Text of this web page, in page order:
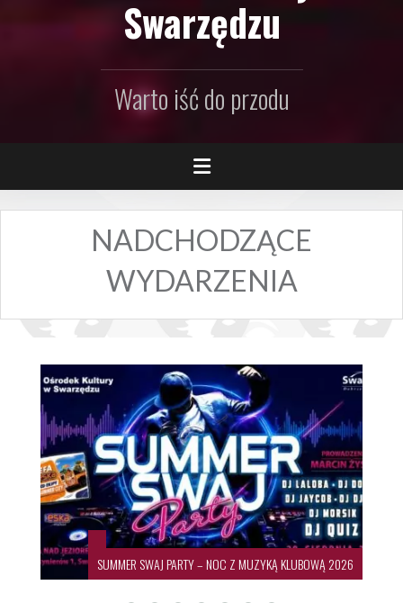
Swarzędzu
Warto iść do przodu
NADCHODZĄCE
WYDARZENIA
SUMMER SWAJ PARTY – NOC Z MUZYKĄ KLUBOWĄ 2026